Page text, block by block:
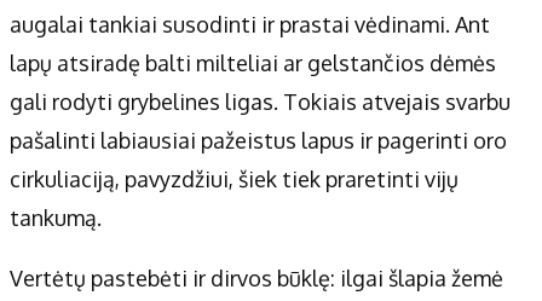
augalai tankiai susodinti ir prastai vėdinami. Ant
lapų atsiradę balti milteliai ar gelstančios dėmės
gali rodyti grybelines ligas. Tokiais atvejais svarbu
pašalinti labiausiai pažeistus lapus ir pagerinti oro
cirkuliaciją, pavyzdžiui, šiek tiek praretinti vijų
tankumą.
Vertėtų pastebėti ir dirvos būklę: ilgai šlapia žemė